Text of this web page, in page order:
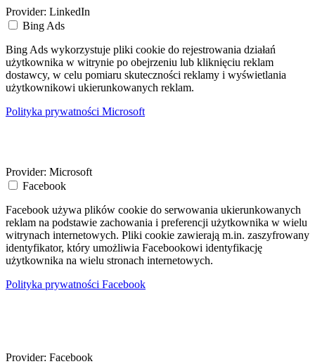
Provider: LinkedIn
Bing Ads
Bing Ads wykorzystuje pliki cookie do rejestrowania działań
użytkownika w witrynie po obejrzeniu lub kliknięciu reklam
dostawcy, w celu pomiaru skuteczności reklamy i wyświetlania
użytkownikowi ukierunkowanych reklam.
Polityka prywatności Microsoft
Provider: Microsoft
Facebook
Facebook używa plików cookie do serwowania ukierunkowanych
reklam na podstawie zachowania i preferencji użytkownika w wielu
witrynach internetowych. Pliki cookie zawierają m.in. zaszyfrowany
identyfikator, który umożliwia Facebookowi identyfikację
użytkownika na wielu stronach internetowych.
Polityka prywatności Facebook
Provider: Facebook